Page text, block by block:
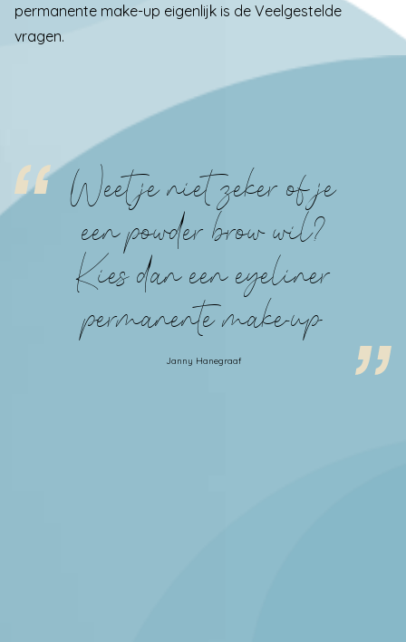
permanente make-up eigenlijk is de Veelgestelde
vragen.
Weet je niet zeker of je
een powder brow wil?
Kies dan een eyeliner
permanente make-up
Janny Hanegraaf